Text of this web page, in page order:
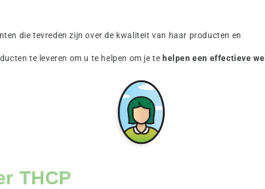
die tevreden zijn over de kwaliteit van haar producten en
te leveren om u te helpen om je te helpen een effectieve
THCP